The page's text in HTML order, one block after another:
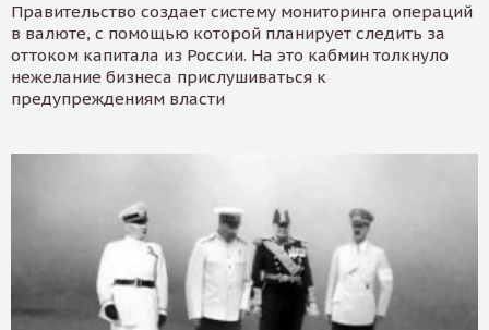
Правительство создает систему мониторинга операций
в валюте, с помощью которой планирует следить за
оттоком капитала из России. На это кабмин толкнуло
нежелание бизнеса прислушиваться к
предупреждениям власти